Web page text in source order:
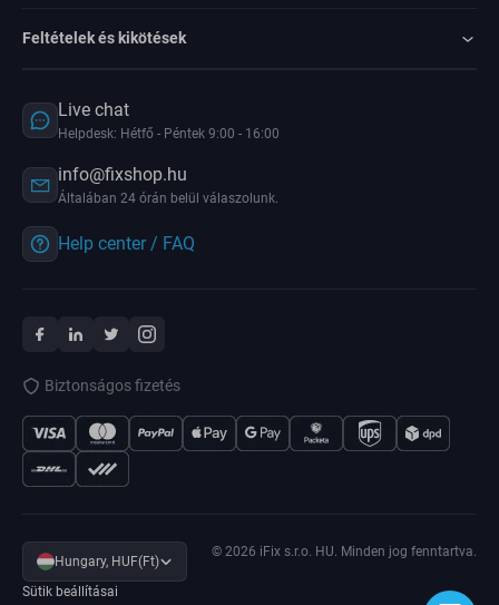
Feltételek és kikötések
Live chat
Helpdesk: Hétfő - Péntek 9:00 - 16:00
info@fixshop.hu
Általában 24 órán belül válaszolunk.
Help center / FAQ
Biztonságos fizetés
Hungary, HUF(Ft)
Sütik beállításai
© 2026 iFix s.r.o. HU. Minden jog fenntartva.